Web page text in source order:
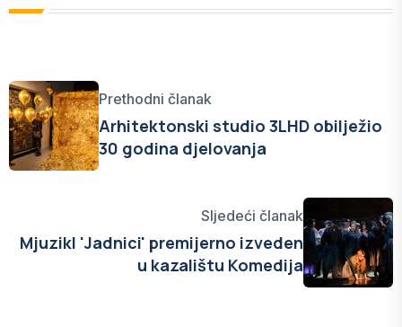
Prethodni članak
Arhitektonski studio 3LHD obilježio
30 godina djelovanja
Sljedeći članak
Mjuzikl 'Jadnici' premijerno izveden
u kazalištu Komedija